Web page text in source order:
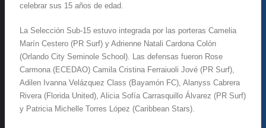
celebrar sus 15 años de edad.
La Selección Sub-15 estuvo integrada por las porteras Camelia
Marín Cestero (PR Surf) y Adrienne Natali Cardona Colón
(Orlando City Seminole School). Las defensas fueron Rose
Carmona (ECEDAO) Camila Cristina Ferraiuoli Jové (PR Surf),
Adilen Ivanna Velázquez Class (Bayamón FC), Alanyss Cabrera
Rivera (Florida United), Alicia Sofía Carrasquillo Álvarez (PR Surf)
y Patricia Michelle Torres López (Caribbean Stars).